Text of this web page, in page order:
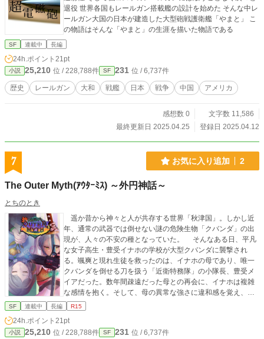
退役 世界各国もレールガン搭載艦の設計を始めた そんな中レ
ールガン大国の日本が建造した大型砲戦護衛艦「やまと」 こ
の物語はそんな「やまと」の生涯を描いた物語である
SF 連載中 長編
24h.ポイント 21pt
小説 25,210 位 / 228,788件 SF 231 位 / 6,737件
歴史 レールガン 大和 戦艦 日本 戦争 中国 アメリカ
感想数 0
文字数 11,586
最終更新日 2025.04.25
登録日 2025.04.12
7 お気に入り追加 2
The Outer Myth(ｱｳﾀｰﾐｽ) ～外円神話～
とちのとき
遥か昔から神々と人が共存する世界「秋津国」。しかし近
年、通常の武器では倒せない謎の危険生物「クバンダ」の出
現が、人々の不安の種となっていた。 そんなある日、平凡
な女子高生・豊受イナホの学校が大型クバンダに襲撃され
る。颯爽と現れ生徒を救ったのは、イナホの母であり、唯一
クバンダを倒せる刀を扱う「近衛特務隊」の小隊長、豊受メ
イアだった。数年間疎遠だった母との再会に、イナホは複雑
な感情を抱く。そして、母の異常な強さに違和感を覚え、幼
馴染の坤と共に独自に調査を開始する。 調査の過程で二人
流れ着く不思議な場所「霞み池」。物しか出現しないはずの
場所で、石棺に入った少女の死体を発見する。少女は目覚
SF 連載中 長編 R15
24h.ポイント 21pt
小説 25,210 位 / 228,788件 SF 231 位 / 6,737件